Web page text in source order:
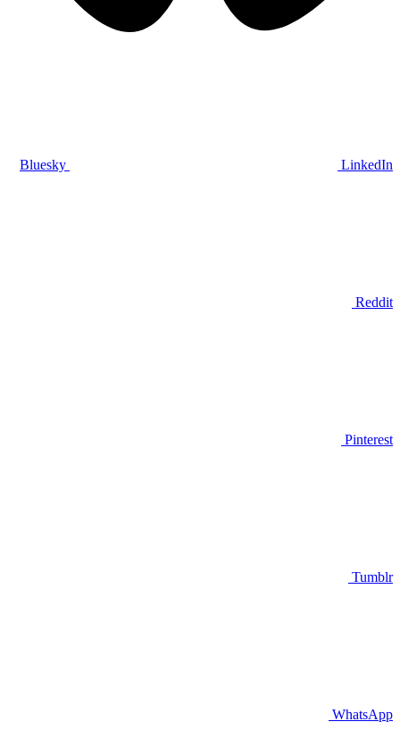
Bluesky LinkedIn
Reddit
Pinterest
Tumblr
WhatsApp